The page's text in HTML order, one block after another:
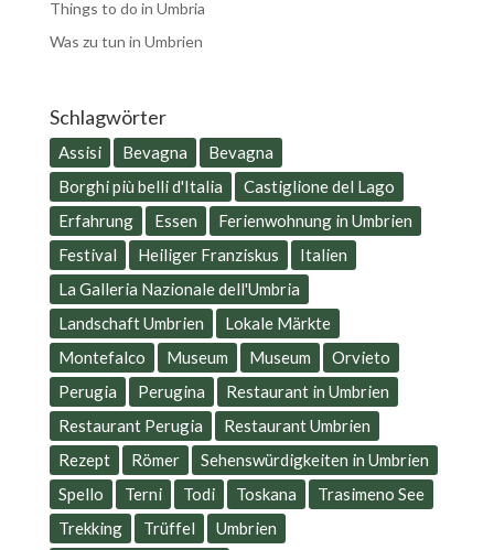
Things to do in Umbria
Was zu tun in Umbrien
Schlagwörter
Assisi Bevagna
Bevagna
Borghi più belli d'Italia
Castiglione del Lago
Erfahrung
Essen
Ferienwohnung in Umbrien
Festival
Heiliger Franziskus
Italien
La Galleria Nazionale dell'Umbria
Landschaft Umbrien
Lokale Märkte
Montefalco
Museum Museum
Orvieto
Perugia
Perugina
Restaurant in Umbrien
Restaurant Perugia
Restaurant Umbrien
Rezept
Römer
Sehenswürdigkeiten in Umbrien
Spello
Terni Todi Toskana
Trasimeno See
Trekking
Trüffel
Umbrien